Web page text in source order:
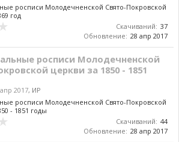
росписи Молодечненской Свято-Покровской
год
Скачиваний: 37
Обновление: 28 апр 2017
росписи Молодечненской
церкви за 1850 - 1851
2017, ИР
росписи Молодечненской Свято-Покровской
- 1851 годы
Скачиваний: 44
Обновление: 28 апр 2017